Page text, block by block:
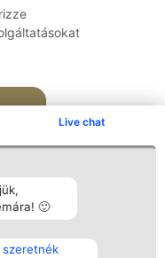
Live chat
🙂
Elérhetőség
Elérhetőség